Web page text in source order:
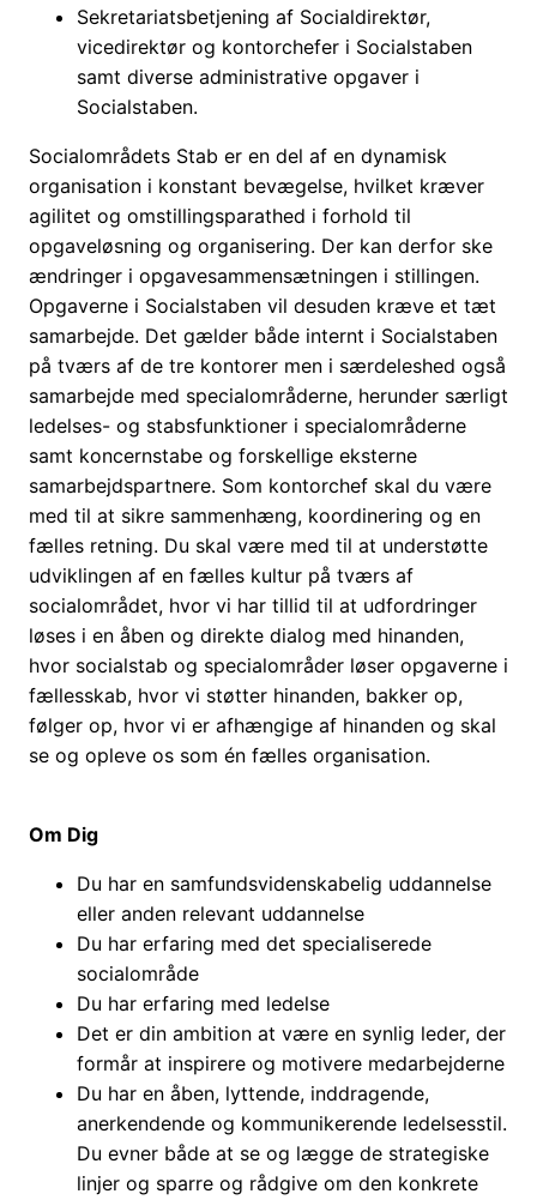
Sekretariatsbetjening af Socialdirektør,
vicedirektør og kontorchefer i Socialstaben
samt diverse administrative opgaver i
Socialstaben.
Socialområdets Stab er en del af en dynamisk
organisation i konstant bevægelse, hvilket kræver
agilitet og omstillingsparathed i forhold til
opgaveløsning og organisering. Der kan derfor ske
ændringer i opgavesammensætningen i stillingen.
Opgaverne i Socialstaben vil desuden kræve et tæt
samarbejde. Det gælder både internt i Socialstaben
på tværs af de tre kontorer men i særdeleshed også
samarbejde med specialområderne, herunder særligt
ledelses- og stabsfunktioner i specialområderne
samt koncernstabe og forskellige eksterne
samarbejdspartnere. Som kontorchef skal du være
med til at sikre sammenhæng, koordinering og en
fælles retning. Du skal være med til at understøtte
udviklingen af en fælles kultur på tværs af
socialområdet, hvor vi har tillid til at udfordringer
løses i en åben og direkte dialog med hinanden,
hvor socialstab og specialområder løser opgaverne i
fællesskab, hvor vi støtter hinanden, bakker op,
følger op, hvor vi er afhængige af hinanden og skal
se og opleve os som én fælles organisation.
Om Dig
Du har en samfundsvidenskabelig uddannelse
eller anden relevant uddannelse
Du har erfaring med det specialiserede
socialområde
Du har erfaring med ledelse
Det er din ambition at være en synlig leder, der
formår at inspirere og motivere medarbejderne
Du har en åben, lyttende, inddragende,
anerkendende og kommunikerende ledelsesstil.
Du evner både at se og lægge de strategiske
linjer og sparre og rådgive om den konkrete